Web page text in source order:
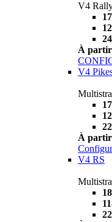
V4
À partir
V4
À partir
V4 RS